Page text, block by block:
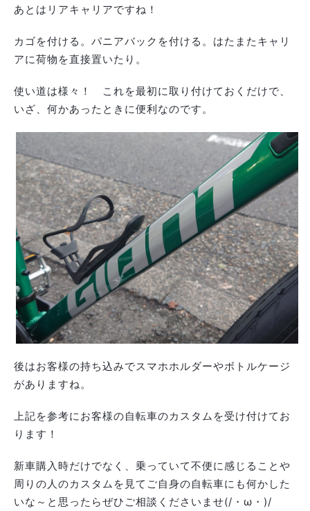
あとはリアキャリアですね！
カゴを付ける。パニアバックを付ける。はたまたキャリ
アに荷物を直接置いたり。
使い道は様々！ これを最初に取り付けておくだけで、
いざ、何かあったときに便利なのです。
後はお客様の持ち込みでスマホホルダーやボトルケージ
がありますね。
上記を参考にお客様の自転車のカスタムを受け付けてお
ります！
新車購入時だけでなく、乗っていて不便に感じることや
周りの人のカスタムを見てご自身の自転車にも何かした
いな～と思ったらぜひご相談くださいませ(/・ω・)/